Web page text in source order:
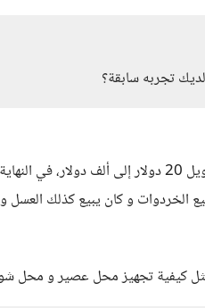
تجربه سابقة؟
نعم لدي عدة تجارب سابقة .أذكر رحلة تحويل 20
الخردوات و كان يبيع كذلك
كيفية تجهيز محل عصير و محل